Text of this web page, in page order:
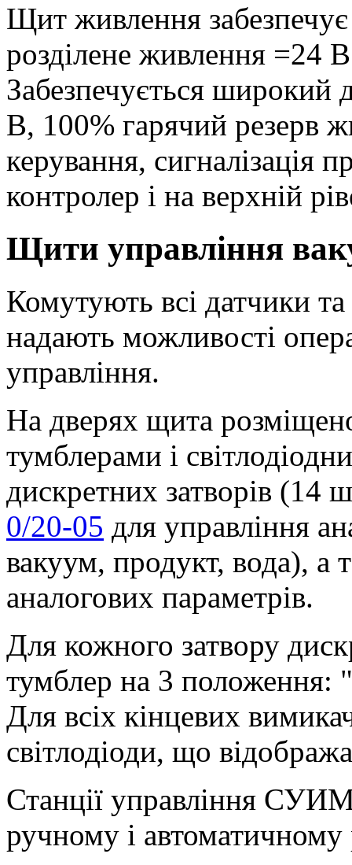
Щит живлення забезпечує
розділене живлення =24
Забезпечується широкий
В, 100% гарячий резерв
керування, сигналізація
контролер і на верхній
Щити управління
Комутують всі датчики
надають можливості
управління.
На дверях щита
тумблерами і
дискретних затворів (14
0/20-05 для управління
вакуум, продукт, вода), а
аналогових параметрів.
Для кожного затвору
тумблер на 3 положення:
Для всіх кінцевих
світлодіоди, що
Станції управління
ручному і